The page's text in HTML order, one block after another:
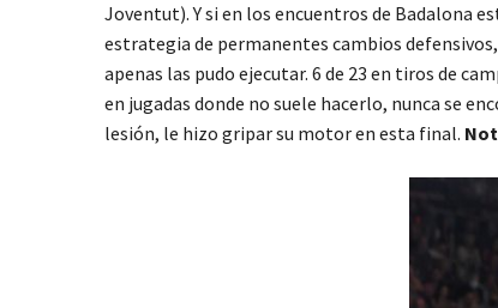
Joventut). Y si en los encuentros de Badalona
estrategia de permanentes cambios
apenas las pudo ejecutar. 6 de 23 en tiros de
en jugadas donde no suele hacerlo, nunca se
lesión, le hizo gripar su motor en esta final.